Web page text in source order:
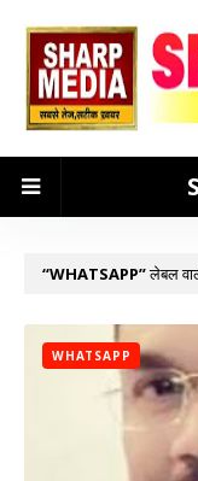
WHATSAPP लेबल
WHATSAPP